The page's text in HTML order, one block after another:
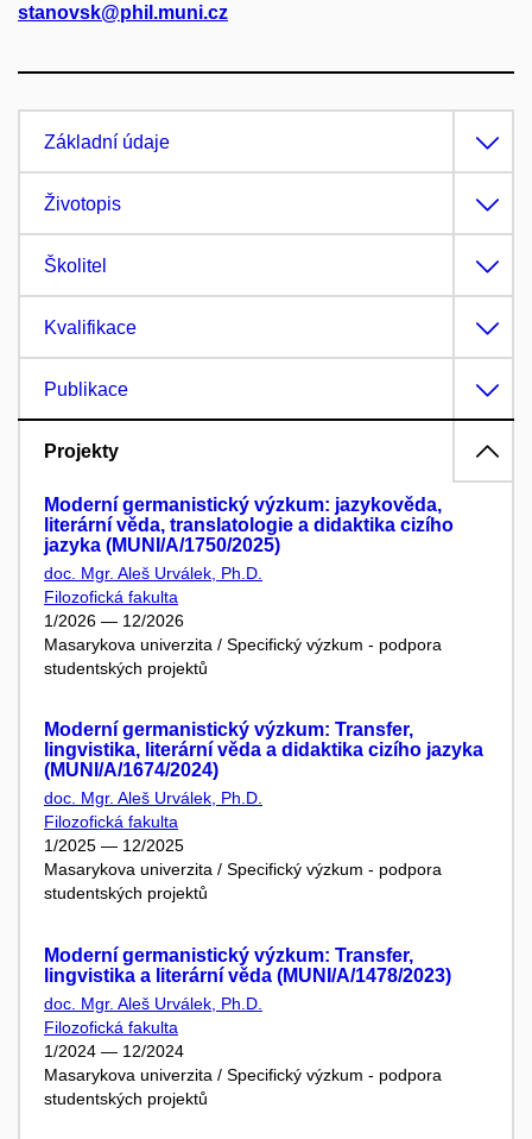
stanovsk@phil.muni.cz
Základní údaje
Životopis
Školitel
Kvalifikace
Publikace
Projekty
Moderní germanistický výzkum: jazykověda,
literární věda, translatologie a didaktika cizího
jazyka (MUNI/A/1750/2025)
doc. Mgr. Aleš Urválek, Ph.D.
Filozofická fakulta
1/2026 — 12/2026
Masarykova univerzita / Specifický výzkum - podpora
studentských projektů
Moderní germanistický výzkum: Transfer,
lingvistika, literární věda a didaktika cizího jazyka
(MUNI/A/1674/2024)
doc. Mgr. Aleš Urválek, Ph.D.
Filozofická fakulta
1/2025 — 12/2025
Masarykova univerzita / Specifický výzkum - podpora
studentských projektů
Moderní germanistický výzkum: Transfer,
lingvistika a literární věda (MUNI/A/1478/2023)
doc. Mgr. Aleš Urválek, Ph.D.
Filozofická fakulta
1/2024 — 12/2024
Masarykova univerzita / Specifický výzkum - podpora
studentských projektů